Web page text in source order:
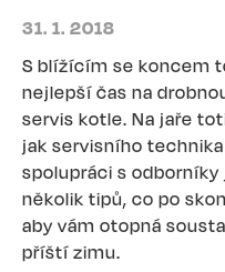
31. 1. 2018
S blížícím se koncem
nejlepší čas na
servis kotle. Na jaře
jak servisního
spolupráci s
několik tipů, co po
aby vám otopná
příští zimu.